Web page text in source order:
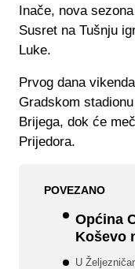
Inače, nova
Susret na Tušnju
Luke.
Prvog dana
Gradskom
Brijega, dok će
Prijedora.
POVEZANO
Općina
Koševo
U